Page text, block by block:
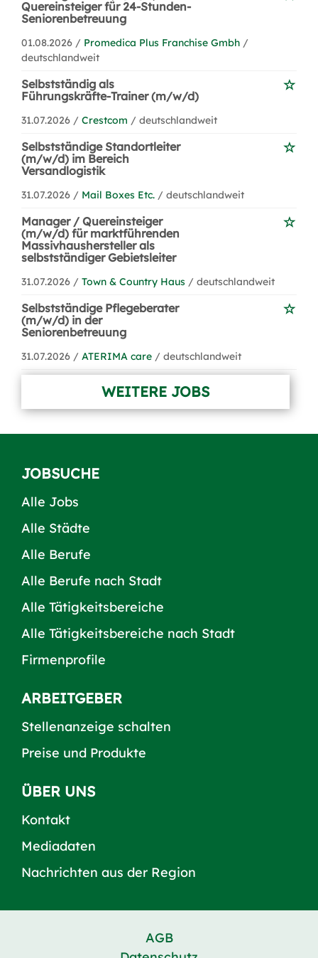
Quereinsteiger für 24-Stunden-
Seniorenbetreuung
01.08.2026 / Promedica Plus Franchise Gmbh /
deutschlandweit
Selbstständig als
Führungskräfte-Trainer (m/w/d)
31.07.2026 / Crestcom / deutschlandweit
Selbstständige Standortleiter
(m/w/d) im Bereich
Versandlogistik
31.07.2026 / Mail Boxes Etc. / deutschlandweit
Manager / Quereinsteiger
(m/w/d) für marktführenden
Massivhaushersteller als
selbstständiger Gebietsleiter
31.07.2026 / Town & Country Haus / deutschlandweit
Selbstständige Pflegeberater
(m/w/d) in der
Seniorenbetreuung
31.07.2026 / ATERIMA care / deutschlandweit
WEITERE JOBS
JOBSUCHE
Alle Jobs
Alle Städte
Alle Berufe
Alle Berufe nach Stadt
Alle Tätigkeitsbereiche
Alle Tätigkeitsbereiche nach Stadt
Firmenprofile
ARBEITGEBER
Stellenanzeige schalten
Preise und Produkte
ÜBER UNS
Kontakt
Mediadaten
Nachrichten aus der Region
AGB